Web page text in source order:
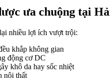
ưa chuộng tại
nhiều lợi ích vượt trội:
khắp không gian
động cơ DC
khô da hay sốc nhiệt
nội thất